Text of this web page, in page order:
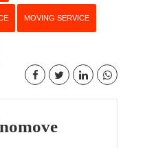
MOVING SERVICE